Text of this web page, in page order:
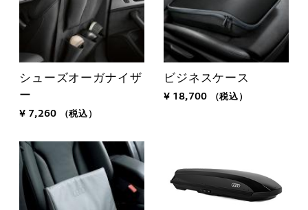
シューズオーガナイザ
ー
¥ 7,260 （税込）
ビジネスケース
¥ 18,700 （税込）